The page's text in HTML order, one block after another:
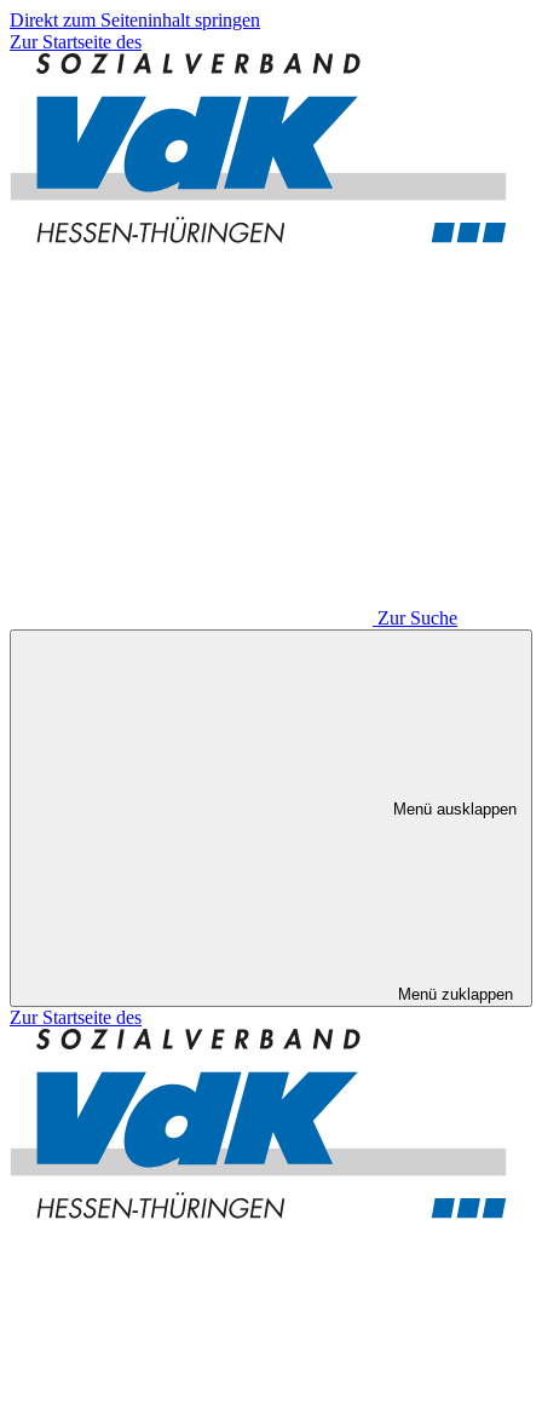
Direkt zum Seiteninhalt springen
Zur Startseite des
Zur Suche
Menü ausklappen
Menü zuklappen
Zur Startseite des